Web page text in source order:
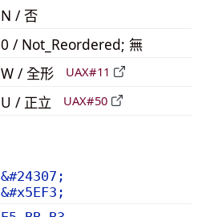
N / 否
0 / Not_Reordered; 無
W / 全形 UAX#11
U / 正立 UAX#50
&#24307;
&#x5EF3;